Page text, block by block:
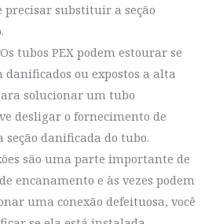
precisar substituir a seção
tubos PEX podem estourar se
ou expostos a alta
solucionar um tubo
desligar o fornecimento de
danificada do tubo.
são uma parte importante de
encanamento e às vezes podem
uma conexão defeituosa, você